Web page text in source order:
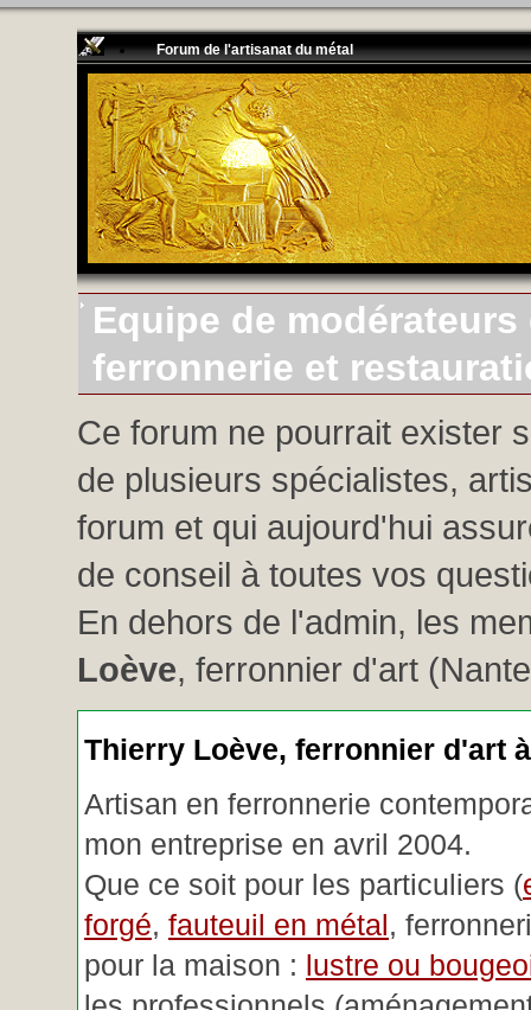
Forum de l'artisanat du métal
Equipe de
ferronnerie et
Ce forum ne pourrait exister
de plusieurs spécialistes,
forum et qui aujourd'hui
de conseil à toutes vos
En dehors de l'admin, les
Loève, ferronnier d'art
Thierry Loève, ferronnier d'art
Artisan en ferronnerie
mon entreprise en avril 2004.
Que ce soit pour les particuliers (
forgé, fauteuil en métal,
pour la maison : lustre ou